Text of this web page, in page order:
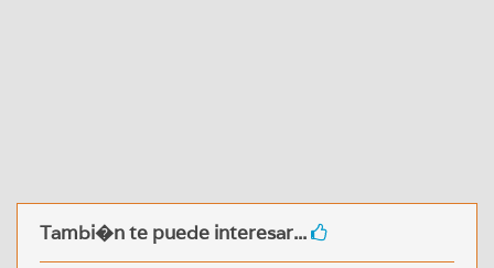
Tambi�n te puede interesar...